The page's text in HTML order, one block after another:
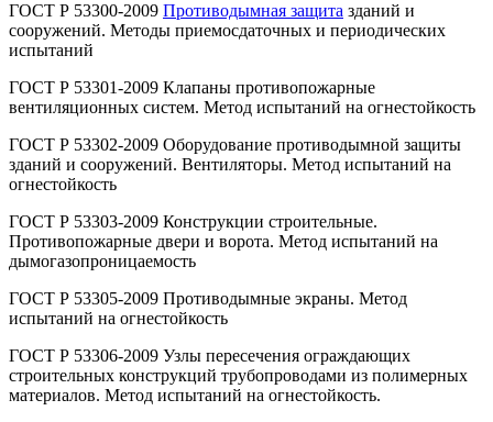
ГОСТ Р 53300-2009 Противодымная защита зданий и
сооружений. Методы приемосдаточных и периодических
испытаний
ГОСТ Р 53301-2009 Клапаны противопожарные
вентиляционных систем. Метод испытаний на огнестойкость
ГОСТ Р 53302-2009 Оборудование противодымной защиты
зданий и сооружений. Вентиляторы. Метод испытаний на
огнестойкость
ГОСТ Р 53303-2009 Конструкции строительные.
Противопожарные двери и ворота. Метод испытаний на
дымогазопроницаемость
ГОСТ Р 53305-2009 Противодымные экраны. Метод
испытаний на огнестойкость
ГОСТ Р 53306-2009 Узлы пересечения ограждающих
строительных конструкций трубопроводами из полимерных
материалов. Метод испытаний на огнестойкость.